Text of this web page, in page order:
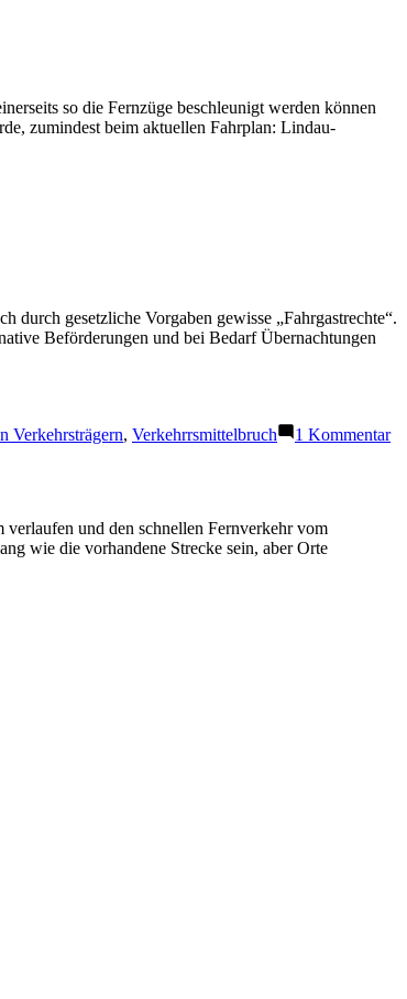
so die Fernzüge beschleunigt werden können
zumindest beim aktuellen Fahrplan: Lindau-
durch gesetzliche Vorgaben gewisse „Fahrgastrechte“.
Beförderungen und bei Bedarf Übernachtungen
Verkehrsträgern, Verkehrrsmittelbruch 1 Kommentarzu
und den schnellen Fernverkehr vom
wie die vorhandene Strecke sein, aber Orte